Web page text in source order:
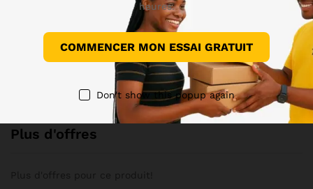
There are no reviews yet.
Plus d'offres
heures.
COMMENCER MON ESSAI GRATUIT
Don't show this popup again